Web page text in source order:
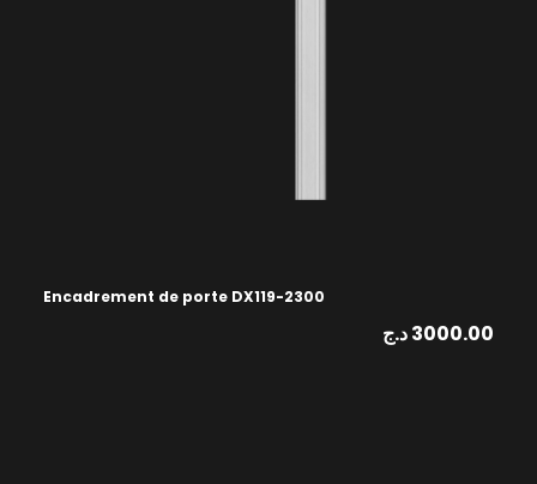
Encadrement de porte DX119-2300
3000.00د.ج